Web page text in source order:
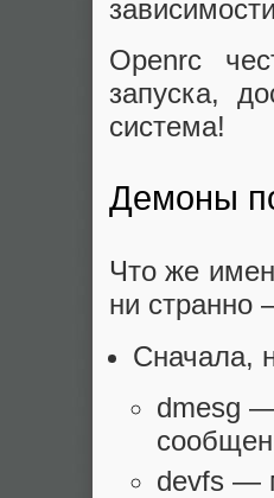
Openrc
запуска,
система!
Демоны
Что же
ни странно
Сначала,
dmesg
devfs —